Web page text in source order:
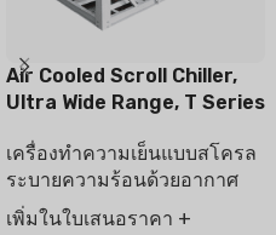
Air Cooled Scroll Chiller,
Ultra Wide Range, T Series
เครื่องทำความเย็นแบบสโครล
ระบายความร้อนด้วยอากาศ
เพิ่มในใบเสนอราคา +